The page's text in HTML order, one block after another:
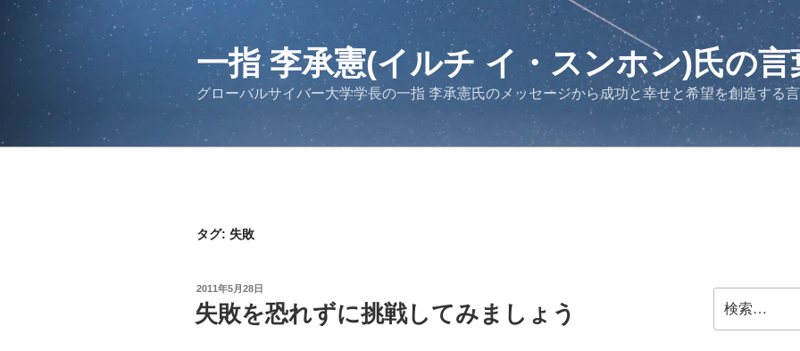
ン
一指 李承憲(イルチ イ・スンホン)氏の言
グローバルサイバー大学学長の一指 李承憲氏のメッセージから成功と幸せと希望を創造する言
タグ: 失敗
投
稿
日:
2011年5月28日
失敗を恐れずに挑戦してみましょう
索: